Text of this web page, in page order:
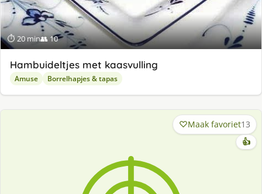
⏱ 20 min👥 10
Hambuideltjes met kaasvulling
Amuse Borrelhapjes & tapas
Maak favoriet13
👍